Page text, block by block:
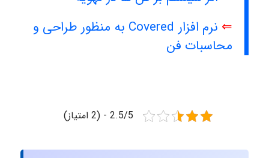
⇐
نرم افزار Covered به منظور طراحی و
محاسبات فن
2.5/5 - (2 امتیاز)